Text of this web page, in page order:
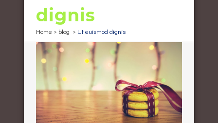
dignis
Home > blog > Ut euismod dignis